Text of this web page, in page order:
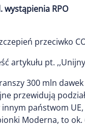
wystąpienia RPO
przeciwko
artykułu pt.
300 mln
przewidują
państwom
Moderna, to